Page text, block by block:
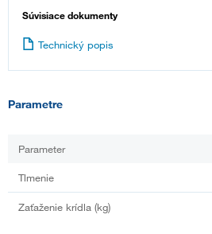
Súvisiace dokumenty
Technický popis
Parametre
Parameter
Tlmenie
Zaťaženie krídla (kg)